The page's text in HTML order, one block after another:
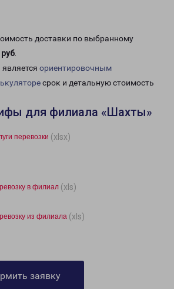
доставки по выбранному
.
ориентировочным
срок и детальную стоимость
для филиала «Шахты»
перевозки (xlsx)
в филиал (xls)
из филиала (xls)
заявку